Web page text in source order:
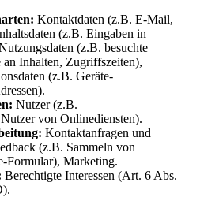
Kontaktdaten (z.B. E-Mail,
(z.B. Eingaben in
(z.B. besuchte
an Inhalten, Zugriffszeiten),
(z.B. Geräte-
Nutzer (z.B.
von Onlinediensten).
Kontaktanfragen und
(z.B. Sammeln von
Formular), Marketing.
Berechtigte Interessen (Art. 6 Abs.